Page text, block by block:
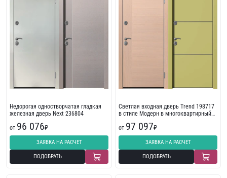
Недорогая одностворчатая гладкая
железная дверь Next 236804
от 96 076₽
ЗАЯВКА НА РАСЧЕТ
ПОДОБРАТЬ
Светлая входная дверь Trend 198717
в стиле Модерн в многоквартирный
от 97 097₽
ЗАЯВКА НА РАСЧЕТ
ПОДОБРАТЬ